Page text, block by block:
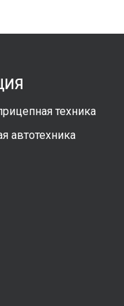
техника
автотехника